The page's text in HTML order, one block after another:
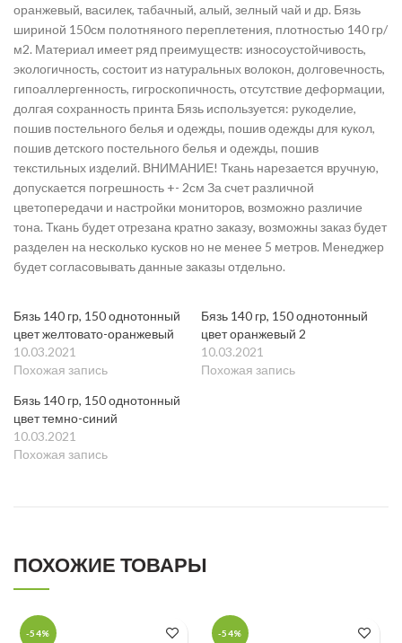
оранжевый, василек, табачный, алый, зелный чай и др. Бязь
шириной 150см полотняного переплетения, плотностью 140 гр/
м2. Материал имеет ряд преимуществ: износоустойчивость,
экологичность, состоит из натуральных волокон, долговечность,
гипоаллергенность, гигроскопичность, отсутствие деформации,
долгая сохранность принта Бязь используется: рукоделие,
пошив постельного белья и одежды, пошив одежды для кукол,
пошив детского постельного белья и одежды, пошив
текстильных изделий. ВНИМАНИЕ! Ткань нарезается вручную,
допускается погрешность +- 2см За счет различной
цветопередачи и настройки мониторов, возможно различие
тона. Ткань будет отрезана кратно заказу, возможны заказ будет
разделен на несколько кусков но не менее 5 метров. Менеджер
будет согласовывать данные заказы отдельно.
Бязь 140 гр, 150 однотонный
цвет желтовато-оранжевый
10.03.2021
Похожая запись
Бязь 140 гр, 150 однотонный
цвет оранжевый 2
10.03.2021
Похожая запись
Бязь 140 гр, 150 однотонный
цвет темно-синий
10.03.2021
Похожая запись
ПОХОЖИЕ ТОВАРЫ
-54% -54%